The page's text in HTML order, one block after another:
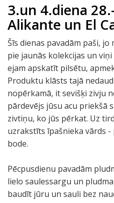
3.un 4.diena
Alikante un El
Šīs dienas pavadām paši,
pie jaunās kolekcijas un
ejam apskatīt pilsētu,
Produktu klāsts tajā
nopērkamā, it sevišķi zivju
pārdevējs jūsu acu priekšā
zivtiņu, ko jūs pērkat. Uz
uzrakstīts īpašnieka vārds
bode.
Pēcpusdienu pavadām
lielo saulessargu un
baudīt jūru un sauli bez